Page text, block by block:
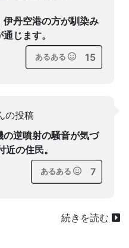
丹空港の方が馴染み
じます。
あるある 15
の投稿
逆噴射の騒音が気づ
の住民。
あるある 7
続きを読む